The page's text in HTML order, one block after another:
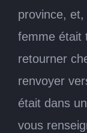
province,
femme était
retourner
renvoyer
était dans
vous